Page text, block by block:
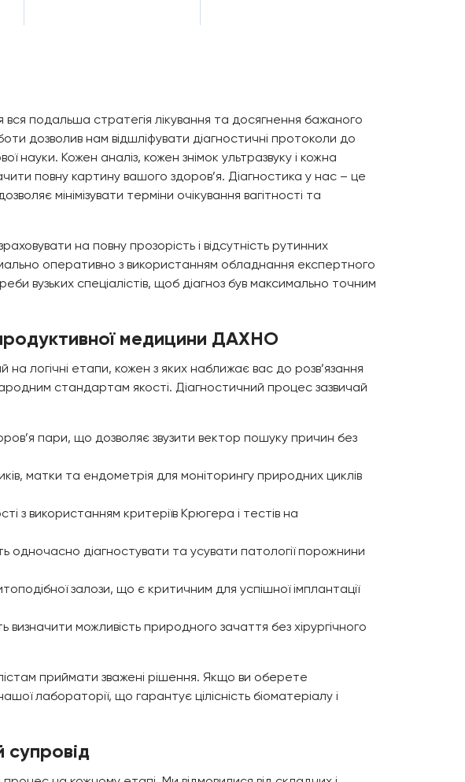
подальша стратегія лікування та досягнення бажаного
дозволив нам відшліфувати діагностичні протоколи до
науки. Кожен аналіз, кожен знімок ультразвуку і кожна
повну картину вашого здоров’я. Діагностика у нас – це
мінімізувати терміни очікування вагітності та
на повну прозорість і відсутність рутинних
оперативно з використанням обладнання експертного
вузьких спеціалістів, щоб діагноз був максимально точним
медицини ДАХНО
логічні етапи, кожен з яких наближає вас до розв’язання
стандартам якості. Діагностичний процес зазвичай
пари, що дозволяє звузити вектор пошуку причин без
матки та ендометрія для моніторингу природних циклів
з використанням критеріїв Крюгера і тестів на
одночасно діагностувати та усувати патології порожнини
залози, що є критичним для успішної імплантації
визначити можливість природного зачаття без хірургічного
приймати зважені рішення. Якщо ви оберете
лабораторії, що гарантує цілісність біоматеріалу і
супровід